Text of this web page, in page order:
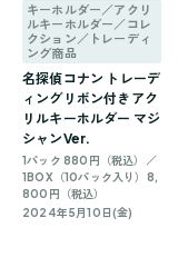
キーホルダー／アクリ
ルキーホルダー／コレ
クション／トレーディ
ング商品
名探偵コナン トレーデ
ィングリボン付きアク
リルキーホルダー マジ
シャンVer.
1パック 880円（税込）／
1BOX（10パック入り）8,
800円（税込）
2024年5月10日(金)